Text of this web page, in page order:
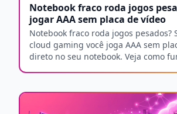
Notebook fraco roda jogos
jogar AAA sem placa de vídeo
Notebook fraco roda jogos pesados?
cloud gaming você joga AAA sem
direto no seu notebook. Veja como